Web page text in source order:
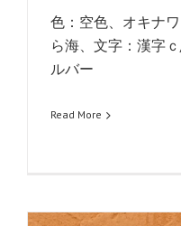
色：空色、オキナ
ら海、文字：漢字
ルバー
Read More